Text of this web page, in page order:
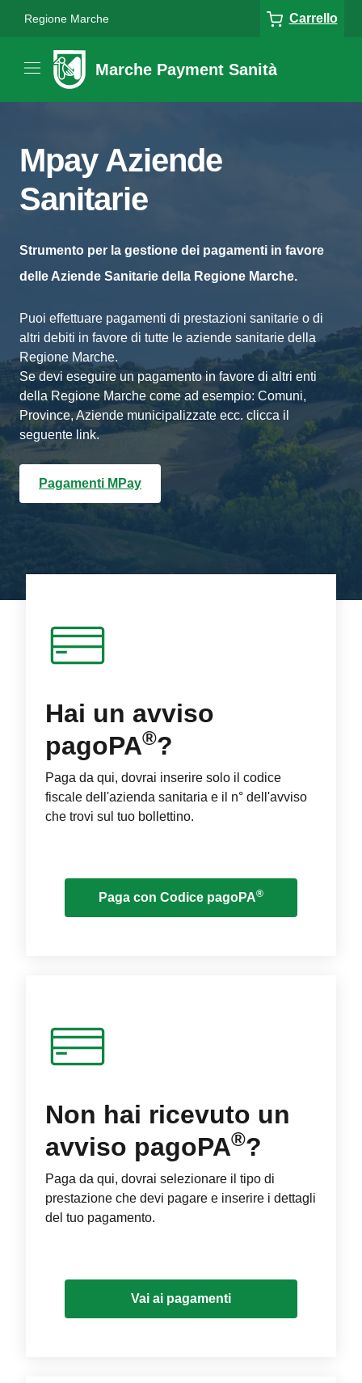
Regione Marche Carrello
Marche Payment Sanità
Mpay Aziende
Sanitarie
Strumento per la gestione dei pagamenti in favore
delle Aziende Sanitarie della Regione Marche.
Puoi effettuare pagamenti di prestazioni sanitarie o di
altri debiti in favore di tutte le aziende sanitarie della
Regione Marche.
Se devi eseguire un pagamento in favore di altri enti
della Regione Marche come ad esempio: Comuni,
Province, Aziende municipalizzate ecc. clicca il
seguente link.
Pagamenti MPay
Hai un avviso
pagoPA®?
Paga da qui, dovrai inserire solo il codice
fiscale dell'azienda sanitaria e il n° dell'avviso
che trovi sul tuo bollettino.
Paga con Codice pagoPA®
Non hai ricevuto un
avviso pagoPA®?
Paga da qui, dovrai selezionare il tipo di
prestazione che devi pagare e inserire i dettagli
del tuo pagamento.
Vai ai pagamenti